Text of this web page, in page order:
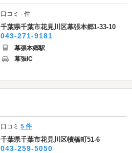
口コミ - 件
千葉県千葉市花見川区幕張本郷1-33-10
043-271-9181
幕張本郷駅
幕張IC
口コミ5 件
千葉県千葉市花見川区犢橋町51-6
043-259-5050